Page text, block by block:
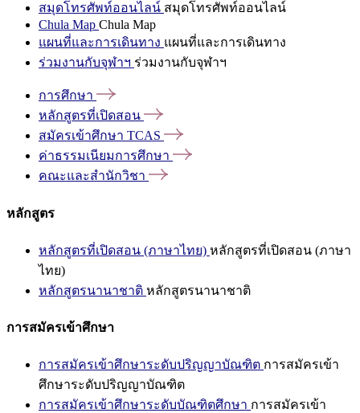
สมุดโทรศัพท์ออนไลน์ สมุดโทรศัพท์ออนไลน์
Chula Map Chula Map
แผนที่และการเดินทาง แผนที่และการเดินทาง
ร่วมงานกับจุฬาฯ ร่วมงานกับจุฬาฯ
การศึกษา
หลักสูตรที่เปิดสอน
สมัครเข้าศึกษา TCAS
ค่าธรรมเนียมการศึกษา
คณะและสำนักวิชา
หลักสูตร
หลักสูตรที่เปิดสอน (ภาษาไทย) หลักสูตรที่เปิดสอน (ภาษา
ไทย)
หลักสูตรนานาชาติ หลักสูตรนานาชาติ
การสมัครเข้าศึกษา
การสมัครเข้าศึกษาระดับปริญญาบัณฑิต การสมัครเข้า
ศึกษาระดับปริญญาบัณฑิต
การสมัครเข้าศึกษาระดับบัณฑิตศึกษา การสมัครเข้า